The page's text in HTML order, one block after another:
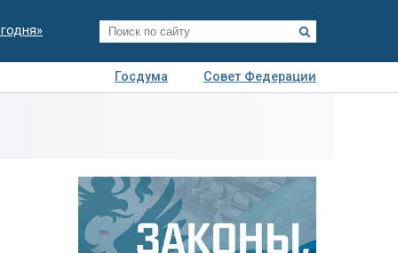
Госдума
Совет Федерации